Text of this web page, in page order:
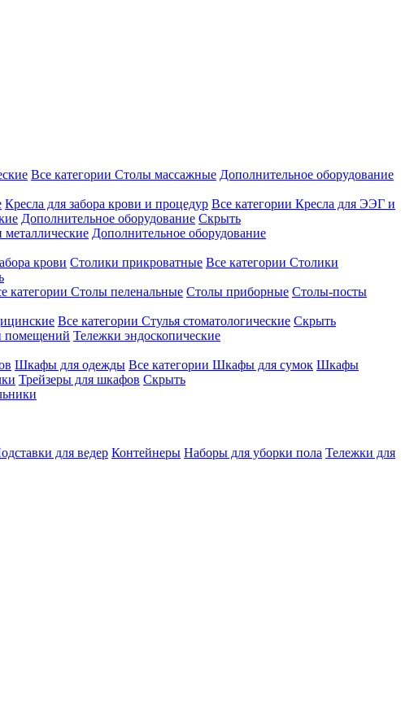
Все категории Столы массажные Дополнительное оборудование
Кресла для забора крови и процедур Все категории Кресла для ЭЭГ и
Дополнительное оборудование Скрыть
металлические Дополнительное оборудование
крови Столики прикроватные Все категории Столики
категории Столы пеленальные Столы приборные Столы-посты
Все категории Стулья стоматологические Скрыть
помещений Тележки эндоскопические
Шкафы для одежды Все категории Шкафы для сумок Шкафы
Трейзеры для шкафов Скрыть
для ведер Контейнеры Наборы для уборки пола Тележки для